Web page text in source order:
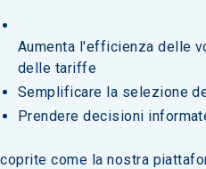
Aumenta l'efficienza delle
delle tariffe
Semplificare la selezione
Prendere decisioni
come la nostra